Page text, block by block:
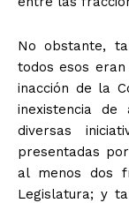
No obstante,
todos esos
inacción de la
inexistencia de
diversas
presentadas
al menos dos
Legislatura; y